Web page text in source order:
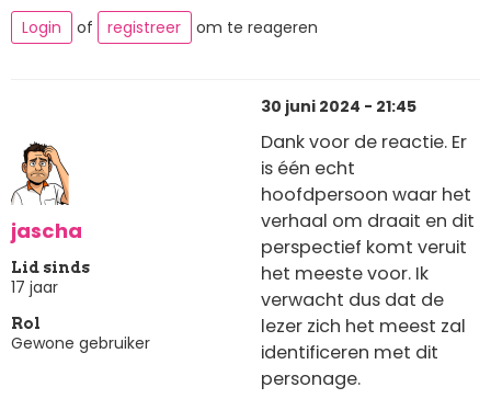
Login
of registreer om te reageren
jascha
Lid sinds
17 jaar
Rol
Gewone gebruiker
30 juni 2024 - 21:45
Dank voor de reactie. Er
is één echt
hoofdpersoon waar het
verhaal om draait en dit
perspectief komt veruit
het meeste voor. Ik
verwacht dus dat de
lezer zich het meest zal
identificeren met dit
personage.